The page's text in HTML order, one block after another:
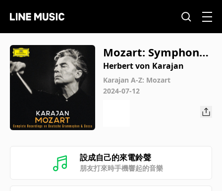
Mozart: Symphony
No. 39 in E-Flat Maj
or, K. 543: IV. Finale.
Allegro
Herbert von Karajan
Karajan A-Z: Mozart
2024-07-12
設成自己的來電鈴聲
朋友打來時手機響起的音樂